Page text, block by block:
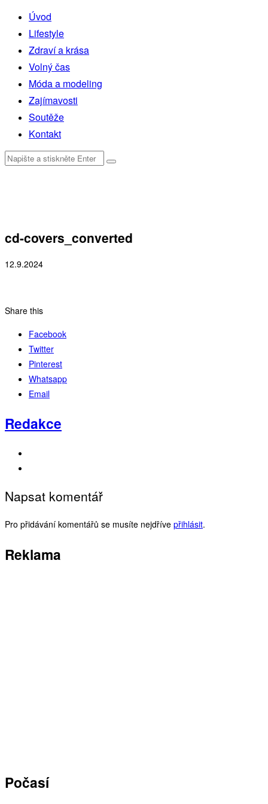
Úvod
Lifestyle
Zdraví a krása
Volný čas
Móda a modeling
Zajímavosti
Soutěže
Kontakt
cd-covers_converted
12.9.2024
Share this
Facebook
Twitter
Pinterest
Whatsapp
Email
Redakce
Napsat komentář
Pro přidávání komentářů se musíte nejdříve přihlásit.
Reklama
Počasí